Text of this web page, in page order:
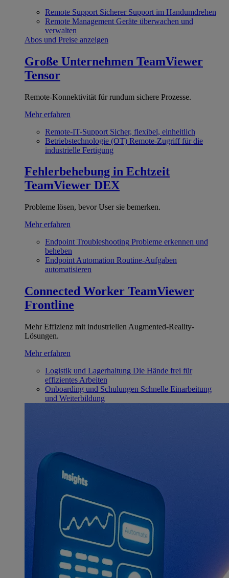
Remote Support Sicherer Support im Handumdrehen
Remote Management Geräte überwachen und
verwalten
Abos und Preise anzeigen
Große Unternehmen TeamViewer
Tensor
Remote-Konnektivität für rundum sichere Prozesse.
Mehr erfahren
Remote-IT-Support Sicher, flexibel, einheitlich
Betriebstechnologie (OT) Remote-Zugriff für die
industrielle Fertigung
Fehlerbehebung in Echtzeit
TeamViewer DEX
Probleme lösen, bevor User sie bemerken.
Mehr erfahren
Endpoint Troubleshooting Probleme erkennen und
beheben
Endpoint Automation Routine-Aufgaben
automatisieren
Connected Worker TeamViewer
Frontline
Mehr Effizienz mit industriellen Augmented-Reality-
Lösungen.
Mehr erfahren
Logistik und Lagerhaltung Die Hände frei für
effizientes Arbeiten
Onboarding und Schulungen Schnelle Einarbeitung
und Weiterbildung